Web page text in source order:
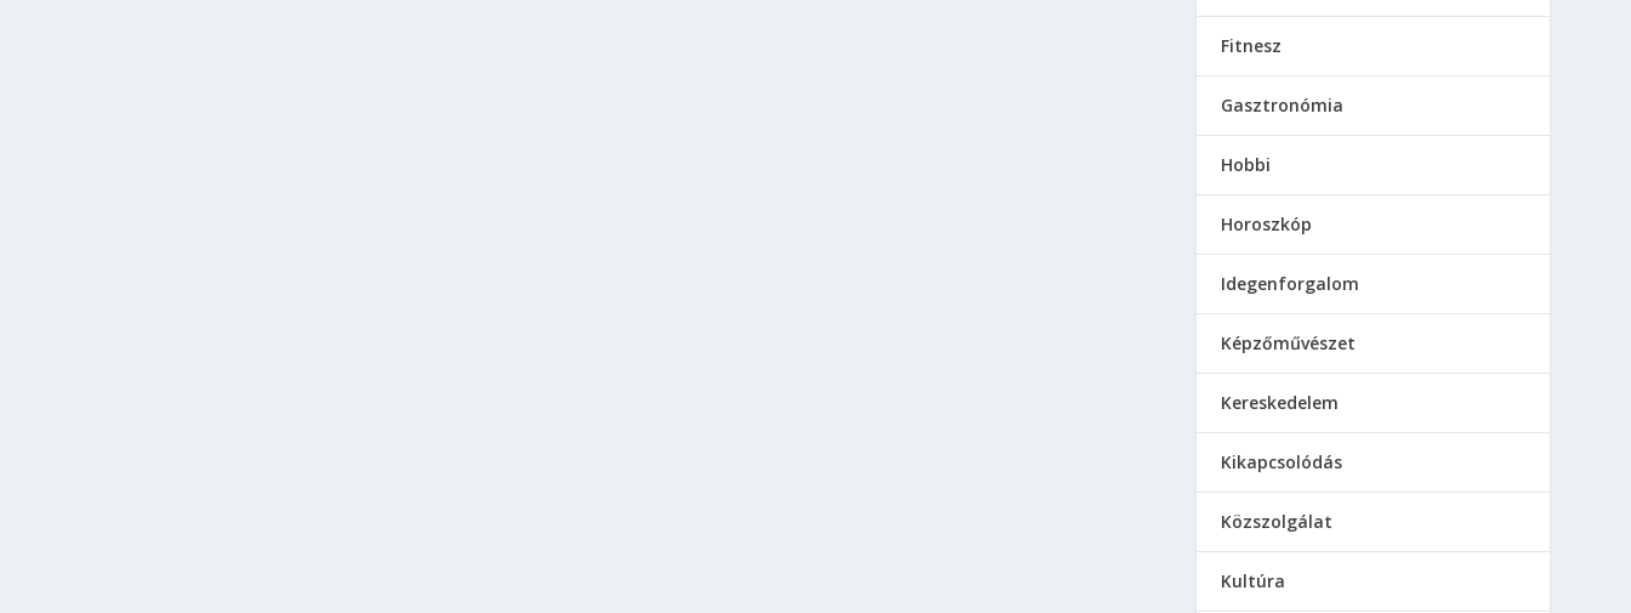
Fitnesz
Gasztronómia
Hobbi
Horoszkóp
Idegenforgalom
Képzőművészet
Kereskedelem
Kikapcsolódás
Közszolgálat
Kultúra